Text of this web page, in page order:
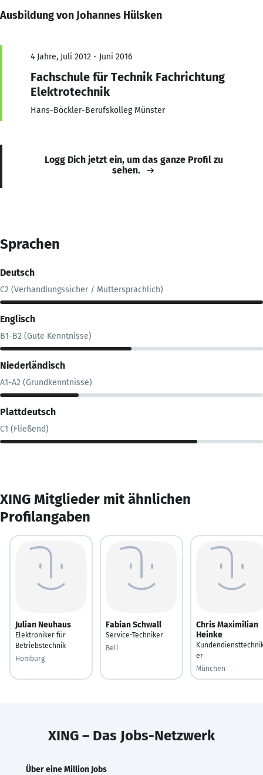
Ausbildung von Johannes Hülsken
4 Jahre, Juli 2012 - Juni 2016
Fachschule für Technik Fachrichtung
Elektrotechnik
Hans-Böckler-Berufskolleg Münster
Logg Dich jetzt ein, um das ganze Profil zu
sehen.
Sprachen
Deutsch
C2 (Verhandlungssicher / Muttersprachlich)
Englisch
B1-B2 (Gute Kenntnisse)
Niederländisch
A1-A2 (Grundkenntnisse)
Plattdeutsch
C1 (Fließend)
XING Mitglieder mit ähnlichen
Profilangaben
Julian Neuhaus
Elektroniker für
Betriebstechnik
Homburg
Fabian Schwall
Service-Techniker
Bell
Chris Maximilian
Heinke
er
München
XING – Das Jobs-Netzwerk
Über eine Million Jobs